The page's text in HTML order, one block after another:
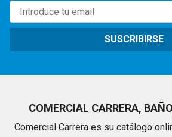
SUSCRIBIRSE
COMERCIAL CARRERA,
Comercial Carrera es su catálogo